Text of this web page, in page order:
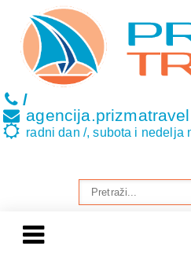
/
radni dan /, subota i nedelja